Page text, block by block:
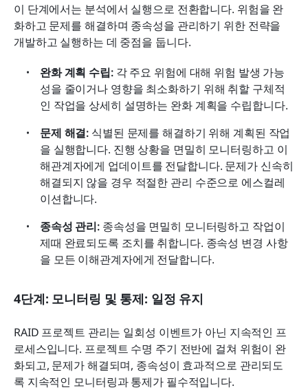
이 단계에서는 분석에서 실행으로 전환합니다. 위험을 완
화하고 문제를 해결하며 종속성을 관리하기 위한 전략을
개발하고 실행하는 데 중점을 둡니다.
완화 계획 수립: 각 주요 위험에 대해 위험 발생 가능
성을 줄이거나 영향을 최소화하기 위해 취할 구체적
인 작업을 상세히 설명하는 완화 계획을 수립합니다.
문제 해결: 식별된 문제를 해결하기 위해 계획된 작업
을 실행합니다. 진행 상황을 면밀히 모니터링하고 이
해관계자에게 업데이트를 전달합니다. 문제가 신속히
해결되지 않을 경우 적절한 관리 수준으로 에스컬레
이션합니다.
종속성 관리: 종속성을 면밀히 모니터링하고 작업이
제때 완료되도록 조치를 취합니다. 종속성 변경 사항
을 모든 이해관계자에게 전달합니다.
4단계: 모니터링 및 통제: 일정 유지
RAID 프로젝트 관리는 일회성 이벤트가 아닌 지속적인 프
로세스입니다. 프로젝트 수명 주기 전반에 걸쳐 위험이 완
화되고, 문제가 해결되며, 종속성이 효과적으로 관리되도
록 지속적인 모니터링과 통제가 필수적입니다.